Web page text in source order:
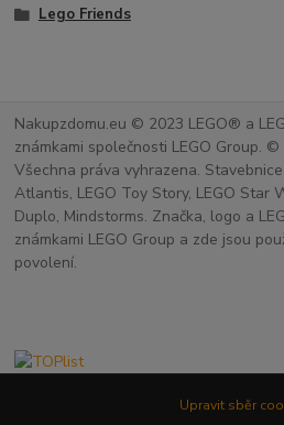
Lego Friends
Nakupzdomu.eu © 2023 LEGO® a
známkami společnosti LEGO Group.
Všechna práva vyhrazena. Stavebnice
Atlantis, LEGO Toy Story, LEGO Star
Duplo, Mindstorms. Značka, logo a
známkami LEGO Group a zde jsou
povolení.
Upravit sběr